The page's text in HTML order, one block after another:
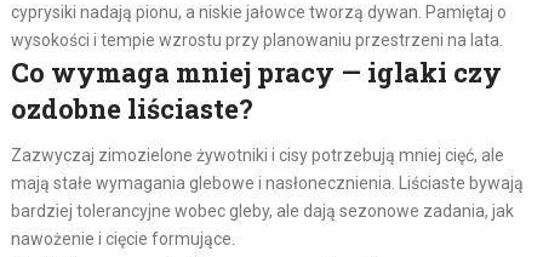
cyprysiki nadają pionu, a niskie jałowce tworzą dywan. Pamiętaj o
wysokości i tempie wzrostu przy planowaniu przestrzeni na lata.
Co wymaga mniej pracy — iglaki czy
ozdobne liściaste?
Zazwyczaj zimozielone żywotniki i cisy potrzebują mniej cięć, ale
mają stałe wymagania glebowe i nasłonecznienia. Liściaste bywają
bardziej tolerancyjne wobec gleby, ale dają sezonowe zadania, jak
nawożenie i cięcie formujące.